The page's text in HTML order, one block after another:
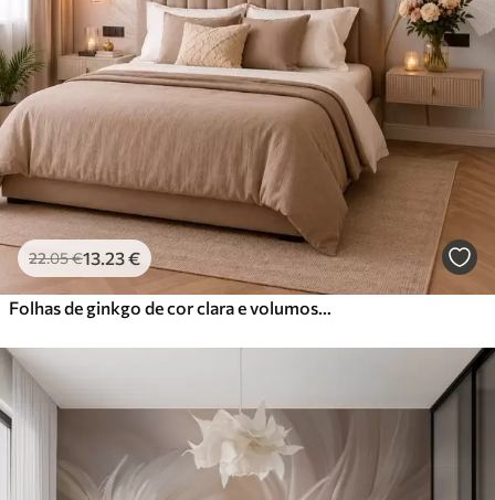
22.05€13 .23€